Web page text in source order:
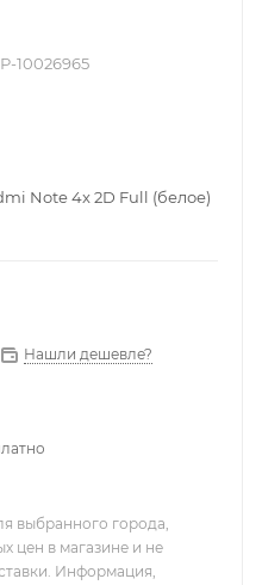
10026965
Note 4x 2D Full (белое)
Нашли дешевле?
выбранного города,
цен в магазине и не
Информация,